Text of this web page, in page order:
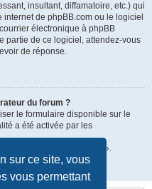
sur ce site, vous
vous permettant
insultant, diffamatoire, etc.) qui
de phpBB.com ou le logiciel
électronique à phpBB
partie de ce logiciel, attendez-vous
de réponse.
du forum ?
le formulaire disponible sur le
a été activée par les
utiliser le lien « L’équipe ».